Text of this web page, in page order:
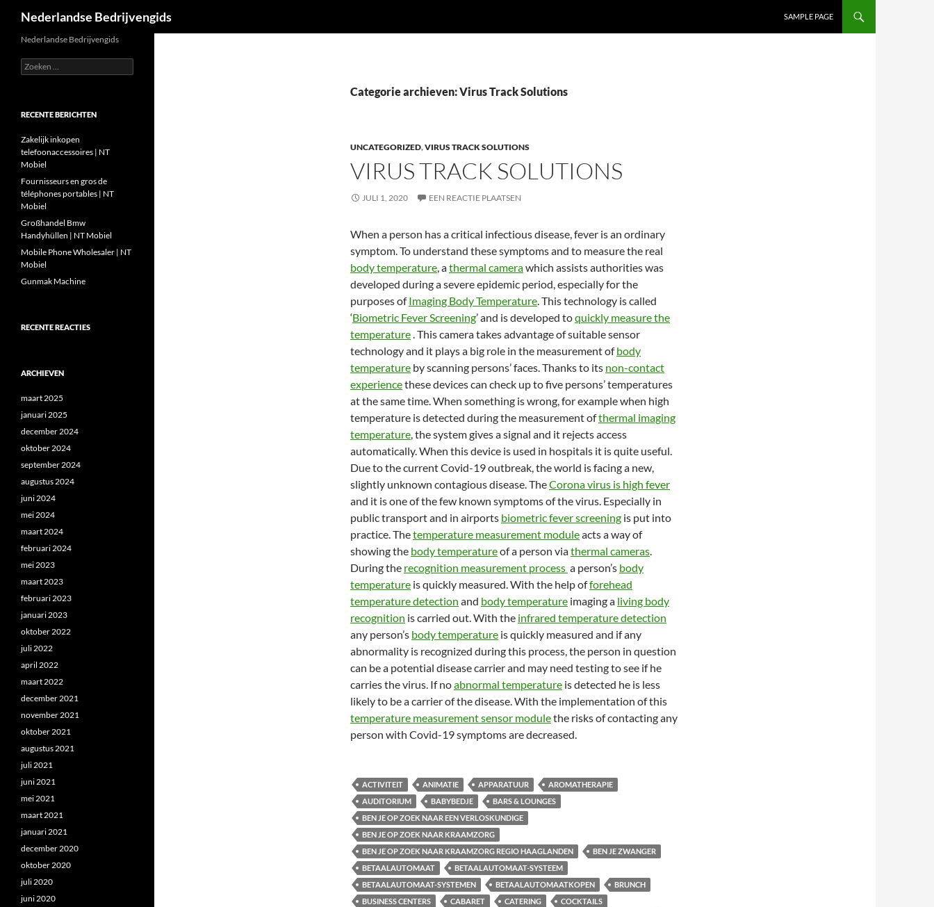
Nederlandse Bedrijvengids SAMPLE PAGE
Categorie archieven: Virus Track Solutions
UNCATEGORIZED,VIRUS TRACK SOLUTIONS
VIRUS TRACK SOLUTIONS
JULI 1, 2020 EEN REACTIE PLAATSEN
When a person has a critical infectious disease, fever is an ordinary
symptom. To understand these symptoms and to measure the real
body temperature, athermal camerawhich assists authorities was
developed during a severe epidemic period, especially for the
purposes ofImaging Body Temperature. This technology is called
‘Biometric Fever Screening’ and is developed toquickly measure the
temperature. This camera takes advantage of suitable sensor
technology and it plays a big role in the measurement ofbody
temperature by scanning persons’ faces. Thanks to its non-contact
experiencethese devices can check up to five persons’ temperatures
at the same time. When something is wrong, for example when high
temperature is detected during the measurement ofthermal imaging
temperature, the system gives a signal and it rejects access
automatically. When this device is used in hospitals it is quite useful.
Due to the current Covid-19 outbreak, the world is facing a new,
slightly unknown contagious disease. TheCorona virus is high fever
and it is one of the few known symptoms of the virus. Especially in
public transport and in airports biometric fever screening is put into
practice. Thetemperature measurement moduleacts a way of
showing the body temperatureof a person viathermal cameras.
During the recognition measurement process a person’s body
temperature is quickly measured. With the help offorehead
temperature detection and body temperature imaging a living body
recognition is carried out. With the infrared temperature detection
any person’s body temperature is quickly measured and if any
abnormality is recognized during this process, the person in question
can be a potential disease carrier and may need testing to see if he
carries the virus. If noabnormal temperature is detected he is less
likely to be a carrier of the disease. With the implementation of this
temperature measurement sensor modulethe risks of contacting any
person with Covid-19 symptoms are decreased.
ACTIVITEIT ANIMATIE APPARATUUR
AROMATHERAPIE
AUDITORIUM
BABYBEDJE
BARS & LOUNGES
BEN JE OP ZOEK NAAR EEN VERLOSKUNDIGE
BEN JE OP ZOEK NAAR KRAAMZORG
BEN JE OP ZOEK NAAR KRAAMZORG REGIO HAAGLANDEN
BEN JE ZWANGER
BETAALAUTOMAAT
BETAALAUTOMAAT-SYSTEEM
BETAALAUTOMAAT-SYSTEMEN
BETAALAUTOMAATKOPEN
BRUNCH
BUSINESS CENTERS
CABARET CATERING
COCKTAILS
Nederlandse Bedrijvengids
Zoeken
naar:
RECENTE BERICHTEN
Zakelijk inkopen
telefoonaccessoires | NT
Mobiel
Fournisseurs en gros de
téléphones portables | NT
Mobiel
Großhandel Bmw
Handyhüllen | NT Mobiel
Mobile Phone Wholesaler | NT
Mobiel
Gunmak Machine
RECENTE REACTIES
ARCHIEVEN
maart 2025
januari 2025
december 2024
oktober 2024
september 2024
augustus 2024
juni 2024
mei 2024
maart 2024
februari 2024
mei 2023
maart 2023
februari 2023
januari 2023
oktober 2022
juli 2022
april 2022
maart 2022
december 2021
november 2021
oktober 2021
augustus 2021
juli 2021
juni 2021
mei 2021
maart 2021
januari 2021
december 2020
oktober 2020
juli 2020
juni 2020